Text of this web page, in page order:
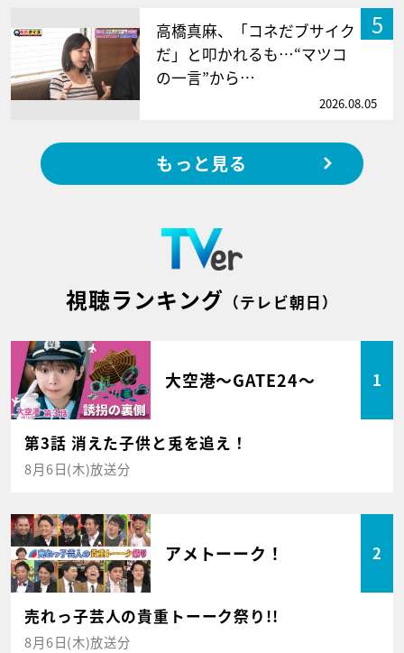
5
高橋真麻、「コネだブサイク
だ」と叩かれるも…“マツコ
の一言”から…
2026.08.05
もっと見る
視聴ランキング （テレビ朝日）
大空港～GATE24～ 1
第3話 消えた子供と兎を追え！
8月6日(木)放送分
アメトーーク！ 2
売れっ子芸人の貴重トーーク祭り!!
8月6日(木)放送分